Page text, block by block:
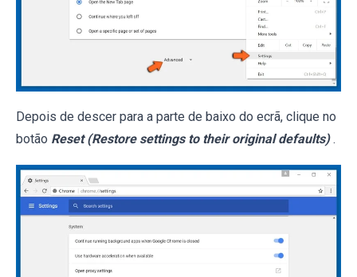
Depois de descer para a parte de baixo do ecrã, clique no
botão Reset (Restore settings to their original defaults) .